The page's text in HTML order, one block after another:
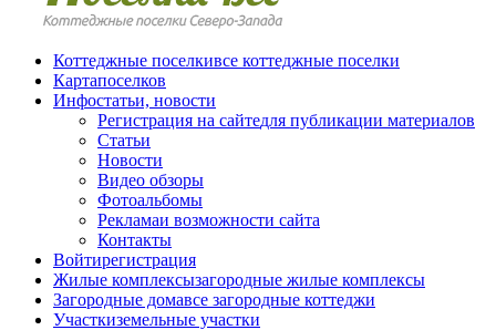
Коттеджные поселкивсе коттеджные поселки
Картапоселков
Инфостатьи, новости
Регистрация на сайтедля публикации материалов
Статьи
Новости
Видео обзоры
Фотоальбомы
Рекламаи возможности сайта
Контакты
Войтирегистрация
Жилые комплексызагородные жилые комплексы
Загородные домавсе загородные коттеджи
Участкиземельные участки